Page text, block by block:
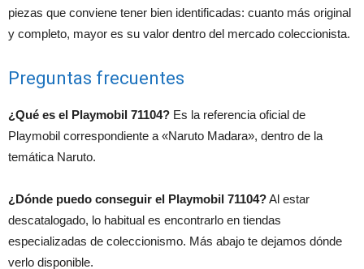
piezas que conviene tener bien identificadas: cuanto más original
y completo, mayor es su valor dentro del mercado coleccionista.
Preguntas frecuentes
¿Qué es el Playmobil 71104? Es la referencia oficial de
Playmobil correspondiente a «Naruto Madara», dentro de la
temática Naruto.
¿Dónde puedo conseguir el Playmobil 71104?Al estar
descatalogado, lo habitual es encontrarlo en tiendas
especializadas de coleccionismo. Más abajo te dejamos dónde
verlo disponible.